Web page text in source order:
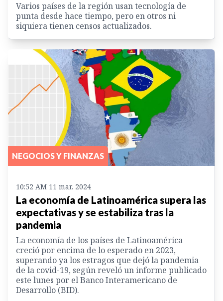
Varios países de la región usan tecnología de
punta desde hace tiempo, pero en otros ni
siquiera tienen censos actualizados.
NEGOCIOS Y FINANZAS
10:52 AM 11 mar. 2024
La economía de Latinoamérica supera las
expectativas y se estabiliza tras la
pandemia
La economía de los países de Latinoamérica
creció por encima de lo esperado en 2023,
superando ya los estragos que dejó la pandemia
de la covid-19, según reveló un informe publicado
este lunes por el Banco Interamericano de
Desarrollo (BID).